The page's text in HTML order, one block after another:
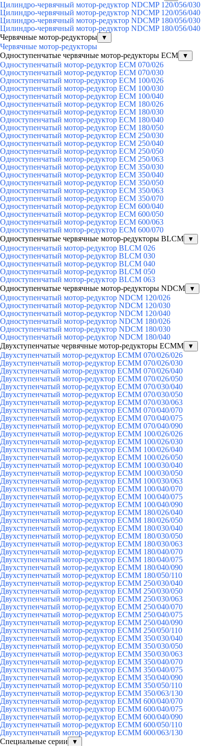
Цилиндро-червячный мотор-редуктор NDCMP 120/056/030
Цилиндро-червячный мотор-редуктор NDCMP 120/056/040
Цилиндро-червячный мотор-редуктор NDCMP 180/056/030
Цилиндро-червячный мотор-редуктор NDCMP 180/056/040
Червячные мотор-редукторы
▼
Червячные мотор-редукторы
Одноступенчатые червячные мотор-редукторы ECM
▼
Одноступенчатый мотор-редуктор ECM 070/026
Одноступенчатый мотор-редуктор ECM 070/030
Одноступенчатый мотор-редуктор ECM 100/026
Одноступенчатый мотор-редуктор ECM 100/030
Одноступенчатый мотор-редуктор ECM 100/040
Одноступенчатый мотор-редуктор ECM 180/026
Одноступенчатый мотор-редуктор ECM 180/030
Одноступенчатый мотор-редуктор ECM 180/040
Одноступенчатый мотор-редуктор ECM 180/050
Одноступенчатый мотор-редуктор ECM 250/030
Одноступенчатый мотор-редуктор ECM 250/040
Одноступенчатый мотор-редуктор ECM 250/050
Одноступенчатый мотор-редуктор ECM 250/063
Одноступенчатый мотор-редуктор ECM 350/030
Одноступенчатый мотор-редуктор ECM 350/040
Одноступенчатый мотор-редуктор ECM 350/050
Одноступенчатый мотор-редуктор ECM 350/063
Одноступенчатый мотор-редуктор ECM 350/070
Одноступенчатый мотор-редуктор ECM 600/040
Одноступенчатый мотор-редуктор ECM 600/050
Одноступенчатый мотор-редуктор ECM 600/063
Одноступенчатый мотор-редуктор ECM 600/070
Одноступенчатые червячные мотор-редукторы BLCM
▼
Одноступенчатый мотор-редуктор BLCM 026
Одноступенчатый мотор-редуктор BLCM 030
Одноступенчатый мотор-редуктор BLCM 040
Одноступенчатый мотор-редуктор BLCM 050
Одноступенчатый мотор-редуктор BLCM 063
Одноступенчатые червячные мотор-редукторы NDCM
▼
Одноступенчатый мотор-редуктор NDCM 120/026
Одноступенчатый мотор-редуктор NDCM 120/030
Одноступенчатый мотор-редуктор NDCM 120/040
Одноступенчатый мотор-редуктор NDCM 180/026
Одноступенчатый мотор-редуктор NDCM 180/030
Одноступенчатый мотор-редуктор NDCM 180/040
Двухступенчатые червячные мотор-редукторы ECMM
▼
Двухступенчатый мотор-редуктор ECMM 070/026/026
Двухступенчатый мотор-редуктор ECMM 070/026/030
Двухступенчатый мотор-редуктор ECMM 070/026/040
Двухступенчатый мотор-редуктор ECMM 070/026/050
Двухступенчатый мотор-редуктор ECMM 070/030/040
Двухступенчатый мотор-редуктор ECMM 070/030/050
Двухступенчатый мотор-редуктор ECMM 070/030/063
Двухступенчатый мотор-редуктор ECMM 070/040/070
Двухступенчатый мотор-редуктор ECMM 070/040/075
Двухступенчатый мотор-редуктор ECMM 070/040/090
Двухступенчатый мотор-редуктор ECMM 100/026/026
Двухступенчатый мотор-редуктор ECMM 100/026/030
Двухступенчатый мотор-редуктор ECMM 100/026/040
Двухступенчатый мотор-редуктор ECMM 100/026/050
Двухступенчатый мотор-редуктор ECMM 100/030/040
Двухступенчатый мотор-редуктор ECMM 100/030/050
Двухступенчатый мотор-редуктор ECMM 100/030/063
Двухступенчатый мотор-редуктор ECMM 100/040/070
Двухступенчатый мотор-редуктор ECMM 100/040/075
Двухступенчатый мотор-редуктор ECMM 100/040/090
Двухступенчатый мотор-редуктор ECMM 180/026/040
Двухступенчатый мотор-редуктор ECMM 180/026/050
Двухступенчатый мотор-редуктор ECMM 180/030/040
Двухступенчатый мотор-редуктор ECMM 180/030/050
Двухступенчатый мотор-редуктор ECMM 180/030/063
Двухступенчатый мотор-редуктор ECMM 180/040/070
Двухступенчатый мотор-редуктор ECMM 180/040/075
Двухступенчатый мотор-редуктор ECMM 180/040/090
Двухступенчатый мотор-редуктор ECMM 180/050/110
Двухступенчатый мотор-редуктор ECMM 250/030/040
Двухступенчатый мотор-редуктор ECMM 250/030/050
Двухступенчатый мотор-редуктор ECMM 250/030/063
Двухступенчатый мотор-редуктор ECMM 250/040/070
Двухступенчатый мотор-редуктор ECMM 250/040/075
Двухступенчатый мотор-редуктор ECMM 250/040/090
Двухступенчатый мотор-редуктор ECMM 250/050/110
Двухступенчатый мотор-редуктор ECMM 350/030/040
Двухступенчатый мотор-редуктор ECMM 350/030/050
Двухступенчатый мотор-редуктор ECMM 350/030/063
Двухступенчатый мотор-редуктор ECMM 350/040/070
Двухступенчатый мотор-редуктор ECMM 350/040/075
Двухступенчатый мотор-редуктор ECMM 350/040/090
Двухступенчатый мотор-редуктор ECMM 350/050/110
Двухступенчатый мотор-редуктор ECMM 350/063/130
Двухступенчатый мотор-редуктор ECMM 600/040/070
Двухступенчатый мотор-редуктор ECMM 600/040/075
Двухступенчатый мотор-редуктор ECMM 600/040/090
Двухступенчатый мотор-редуктор ECMM 600/050/110
Двухступенчатый мотор-редуктор ECMM 600/063/130
Специальные серии
▼